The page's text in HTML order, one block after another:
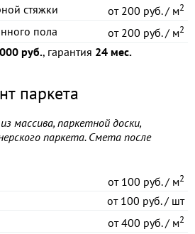
стяжки от200 руб. / м2
пола от200 руб. / м2
руб., гарантия 24 мес.
паркета
массива, паркетной доски,
паркета. Смета после
от100 руб. / м2
от100 руб. / шт
от400 руб. / м2